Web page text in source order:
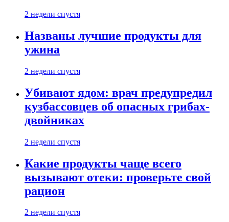
2 недели спустя
Названы лучшие продукты для
ужина
2 недели спустя
Убивают ядом: врач предупредил
кузбассовцев об опасных грибах-
двойниках
2 недели спустя
Какие продукты чаще всего
вызывают отеки: проверьте свой
рацион
2 недели спустя